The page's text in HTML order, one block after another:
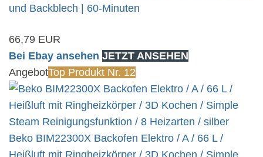
und Backblech | 60-Minuten
66,79 EUR
Bei Ebay ansehen JETZT ANSEHEN
AngebotTop Produkt Nr. 12
Beko BIM22300X Backofen Elektro / A / 66 L /
Heißluft mit Ringheizkörper / 3D Kochen / Simple